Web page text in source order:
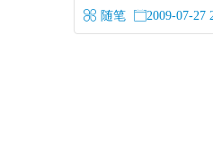
随笔 2009-07-27